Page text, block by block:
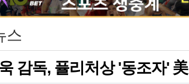
스
감독, 퓰리처상 '동조자'